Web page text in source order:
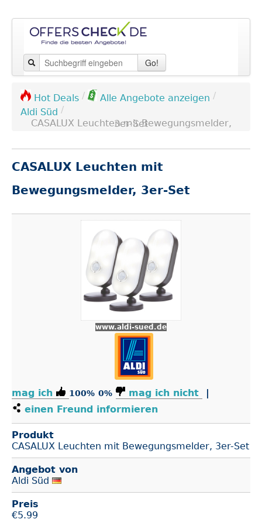
Go!
Hot Deals / Alle Angebote anzeigen /
Aldi Süd /
CASALUX Leuchten mit Bewegungsmelder, 3er-Set
CASALUX Leuchten mit
Bewegungsmelder, 3er-Set
www.aldi-sued.de
mag ich 100% 0% mag ich nicht
|
einen Freund informieren
Produkt
CASALUX Leuchten mit Bewegungsmelder, 3er-Set
Angebot von
Aldi Süd
Preis
€5.99